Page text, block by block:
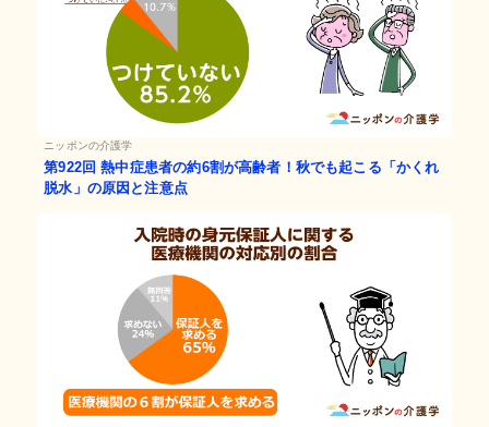
ニッポンの介護学
第922回 熱中症患者の約6割が高齢者！秋でも起こる「かくれ
脱水」の原因と注意点